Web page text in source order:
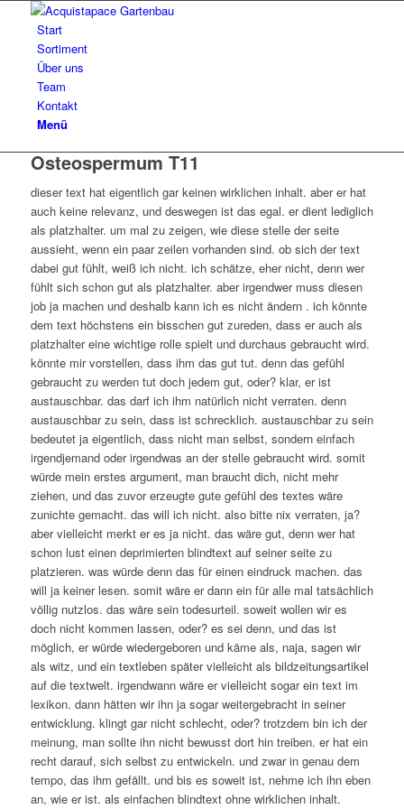
Start
Sortiment
Über uns
Team
Kontakt
Menü
Osteospermum T11
dieser text hat eigentlich gar keinen wirklichen inhalt. aber er hat
auch keine relevanz, und deswegen ist das egal. er dient lediglich
als platzhalter. um mal zu zeigen, wie diese stelle der seite
aussieht, wenn ein paar zeilen vorhanden sind. ob sich der text
dabei gut fühlt, weiß ich nicht. ich schätze, eher nicht, denn wer
fühlt sich schon gut als platzhalter. aber irgendwer muss diesen
job ja machen und deshalb kann ich es nicht ändern . ich könnte
dem text höchstens ein bisschen gut zureden, dass er auch als
platzhalter eine wichtige rolle spielt und durchaus gebraucht wird.
könnte mir vorstellen, dass ihm das gut tut. denn das gefühl
gebraucht zu werden tut doch jedem gut, oder? klar, er ist
austauschbar. das darf ich ihm natürlich nicht verraten. denn
austauschbar zu sein, dass ist schrecklich. austauschbar zu sein
bedeutet ja eigentlich, dass nicht man selbst, sondern einfach
irgendjemand oder irgendwas an der stelle gebraucht wird. somit
würde mein erstes argument, man braucht dich, nicht mehr
ziehen, und das zuvor erzeugte gute gefühl des textes wäre
zunichte gemacht. das will ich nicht. also bitte nix verraten, ja?
aber vielleicht merkt er es ja nicht. das wäre gut, denn wer hat
schon lust einen deprimierten blindtext auf seiner seite zu
platzieren. was würde denn das für einen eindruck machen. das
will ja keiner lesen. somit wäre er dann ein für alle mal tatsächlich
völlig nutzlos. das wäre sein todesurteil. soweit wollen wir es
doch nicht kommen lassen, oder? es sei denn, und das ist
möglich, er würde wiedergeboren und käme als, naja, sagen wir
als witz, und ein textleben später vielleicht als bildzeitungsartikel
auf die textwelt. irgendwann wäre er vielleicht sogar ein text im
lexikon. dann hätten wir ihn ja sogar weitergebracht in seiner
entwicklung. klingt gar nicht schlecht, oder? trotzdem bin ich der
meinung, man sollte ihn nicht bewusst dort hin treiben. er hat ein
recht darauf, sich selbst zu entwickeln. und zwar in genau dem
tempo, das ihm gefällt. und bis es soweit ist, nehme ich ihn eben
an, wie er ist. als einfachen blindtext ohne wirklichen inhalt.